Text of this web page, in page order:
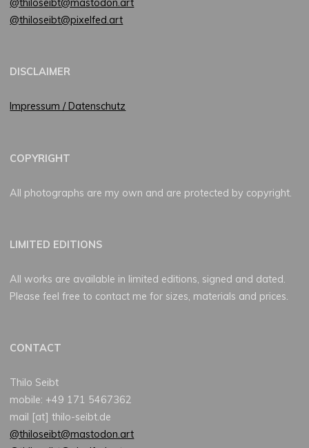
@thiloseibt@mastodon.art
@thiloseibt@pixelfed.art
DISCLAIMER
Impressum / Datenschutz
COPYRIGHT
All photographs are my own and are protected by copyright.
LIMITED EDITIONS
All works are available in limited editions, signed and dated.
Please feel free to contact me for sizes, materials and prices.
CONTACT
Thilo Seibt
mobile: +49 171 5467362
mail [at] thilo-seibt.de
@thiloseibt@mastodon.art